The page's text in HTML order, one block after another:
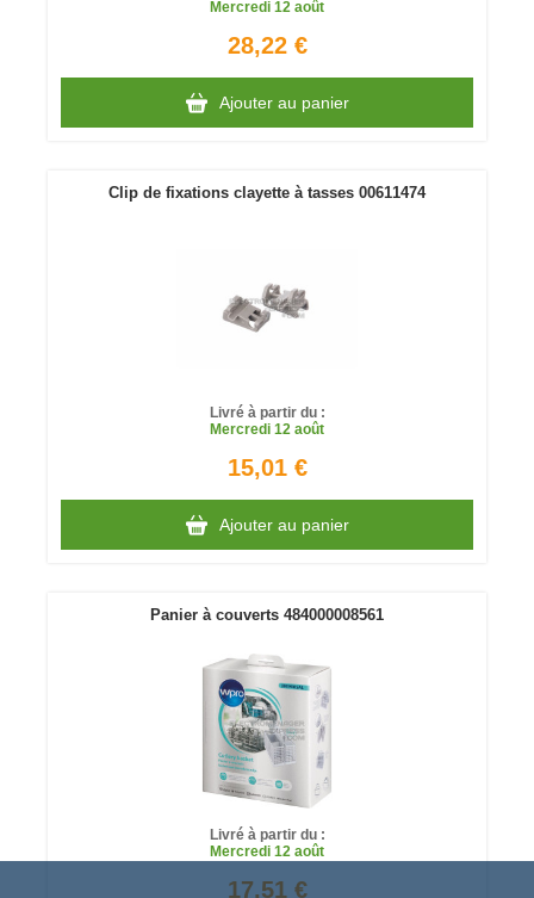
Mercredi 12 août
28,22 €
Ajouter au panier
Clip de fixations clayette à tasses 00611474
Livré à partir du :
Mercredi 12 août
15,01 €
Ajouter au panier
Panier à couverts 484000008561
Livré à partir du :
Mercredi 12 août
17,51 €